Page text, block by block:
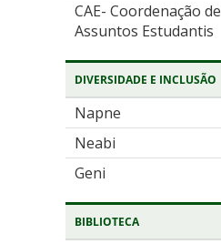
CAE- Coordenação de
Assuntos Estudantis
DIVERSIDADE E INCLUSÃO
Napne
Neabi
Geni
BIBLIOTECA